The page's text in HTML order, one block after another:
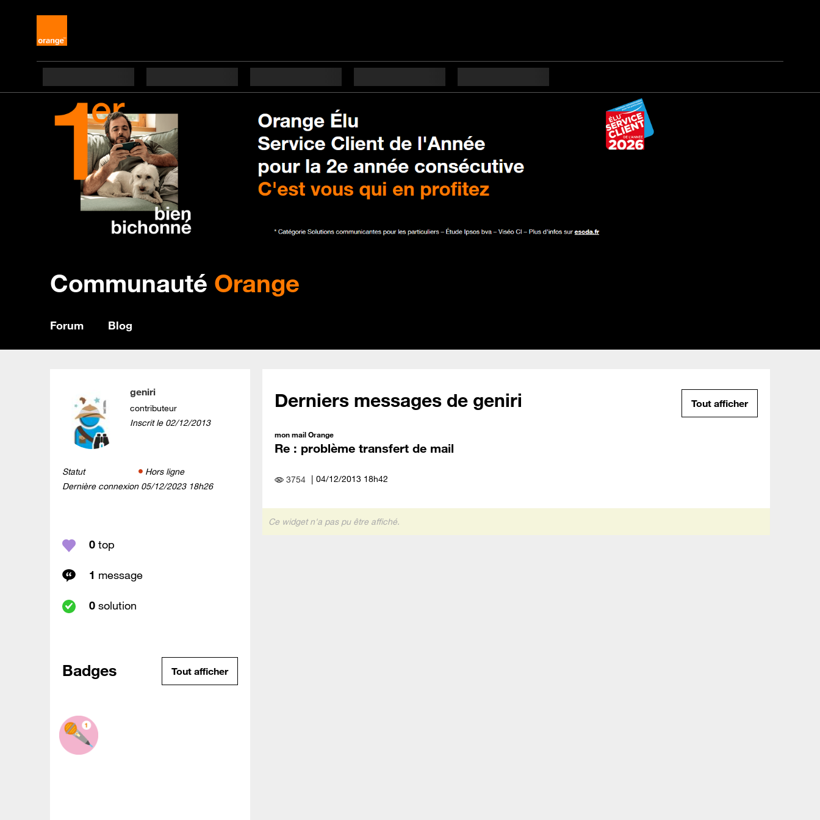
Communauté Orange
Forum Blog
geniri
contributeur
Inscrit le ‎02/12/2013
Statut
Hors ligne
Dernière connexion ‎05/12/2023 18h26
0 top
1 message
0 solution
Badges Tout afficher
Derniers messages de geniri Tout afficher
mon mail Orange
Re : problème transfert de mail
3754 ‎04/12/2013 18h42
Ce widget n'a pas pu être affiché.